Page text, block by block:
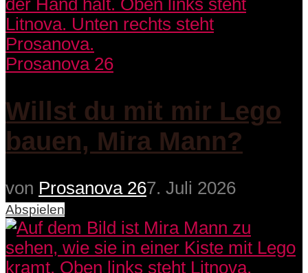
Prosanova 26
Willst du mit mir Lego
bauen, Mira Mann?
von Prosanova 267. Juli 2026
Abspielen